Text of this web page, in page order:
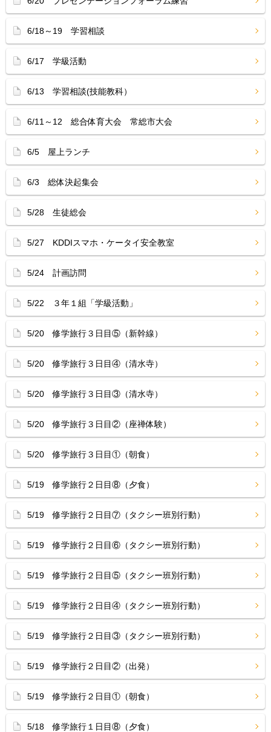
6/18～19 学習相談
6/17 学級活動
6/13 学習相談(技能教科）
6/11～12 総合体育大会 常総市大会
6/5 屋上ランチ
6/3 総体決起集会
5/28 生徒総会
5/27 KDDIスマホ・ケータイ安全教室
5/24 計画訪問
5/22 ３年１組「学級活動」
5/20 修学旅行３日目⑤（新幹線）
5/20 修学旅行３日目④（清水寺）
5/20 修学旅行３日目③（清水寺）
5/20 修学旅行３日目②（座禅体験）
5/20 修学旅行３日目①（朝食）
5/19 修学旅行２日目⑧（夕食）
5/19 修学旅行２日目⑦（タクシー班別行動）
5/19 修学旅行２日目⑥（タクシー班別行動）
5/19 修学旅行２日目⑤（タクシー班別行動）
5/19 修学旅行２日目④（タクシー班別行動）
5/19 修学旅行２日目③（タクシー班別行動）
5/19 修学旅行２日目②（出発）
5/19 修学旅行２日目①（朝食）
5/18 修学旅行１日目⑧（夕食）